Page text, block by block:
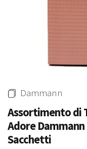
1,90 €
Dammann
Assortimento di
Adore
Sacchetti